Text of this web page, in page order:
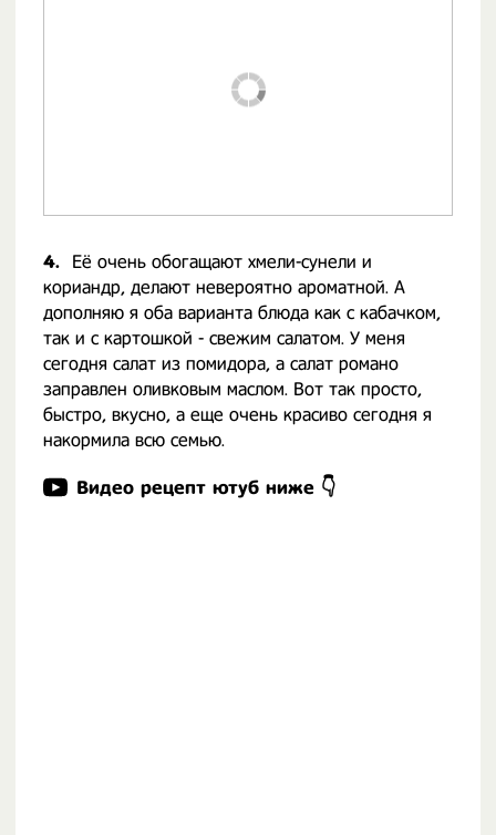
4.
Её очень обогащают хмели-сунели и
кориандр, делают невероятно ароматной. А
дополняю я оба варианта блюда как с кабачком,
так и с картошкой - свежим салатом. У меня
сегодня салат из помидора, а салат романо
заправлен оливковым маслом. Вот так просто,
быстро, вкусно, а еще очень красиво сегодня я
накормила всю семью.
Видео рецепт ютуб ниже 👇